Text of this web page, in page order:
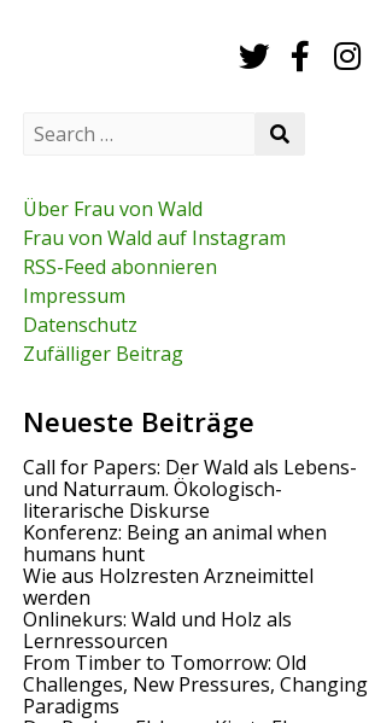
c
h
f
o
r
:
Über Frau von Wald
Frau von Wald auf Instagram
RSS-Feed abonnieren
Impressum
Datenschutz
Zufälliger Beitrag
Neueste Beiträge
Call for Papers: Der Wald als Lebens-
und Naturraum. Ökologisch-
literarische Diskurse
Konferenz: Being an animal when
humans hunt
Wie aus Holzresten Arzneimittel
werden
Onlinekurs: Wald und Holz als
Lernressourcen
From Timber to Tomorrow: Old
Challenges, New Pressures, Changing
Paradigms